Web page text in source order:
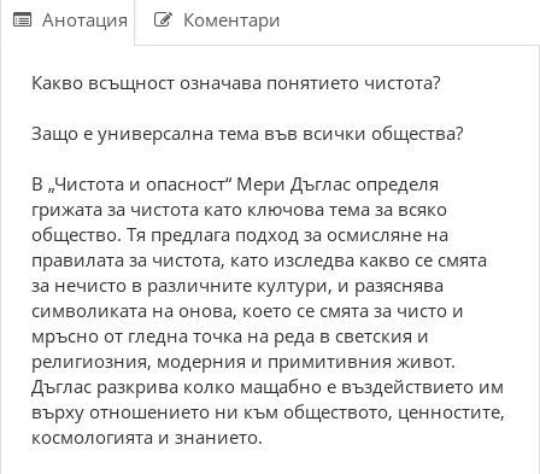
Анотация Коментари
Какво всъщност означава понятието чистота?
Защо е универсална тема във всички общества?
В „Чистота и опасност“ Мери Дъглас определя
грижата за чистота като ключова тема за всяко
общество. Тя предлага подход за осмисляне на
правилата за чистота, като изследва какво се смята
за нечисто в различните култури, и разяснява
символиката на онова, което се смята за чисто и
мръсно от гледна точка на реда в светския и
религиозния, модерния и примитивния живот.
Дъглас разкрива колко мащабно е въздействието им
върху отношението ни към обществото, ценностите,
космологията и знанието.